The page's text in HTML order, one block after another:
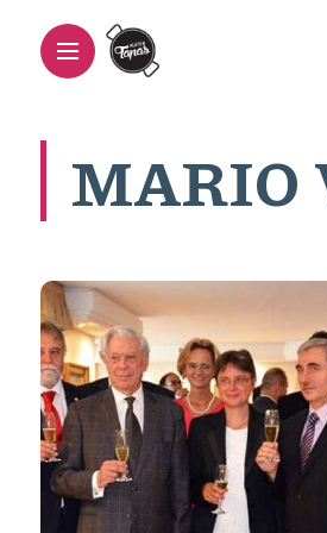
MARIO